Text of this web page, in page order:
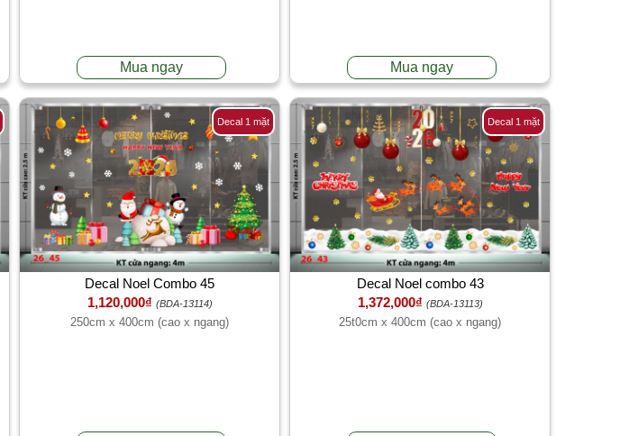
Mua ngay Mua ngay
Decal 1 mặt
Decal Noel Combo 45
1,120,000₫ (BDA-13114)
250cm x 400cm (cao x ngang)
Decal 1 mặt
Decal Noel combo 43
1,372,000₫ (BDA-13113)
25t0cm x 400cm (cao x ngang)